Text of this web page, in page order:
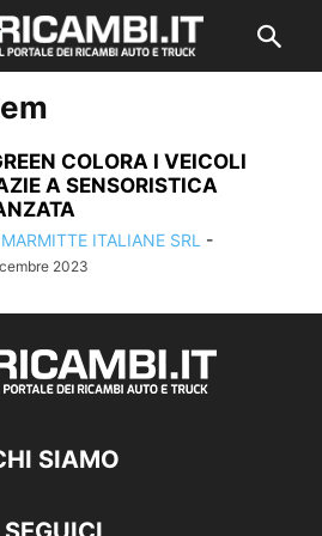
COLORA I VEICOLI
A SENSORISTICA
ITALIANE SRL -
2023
SIAMO